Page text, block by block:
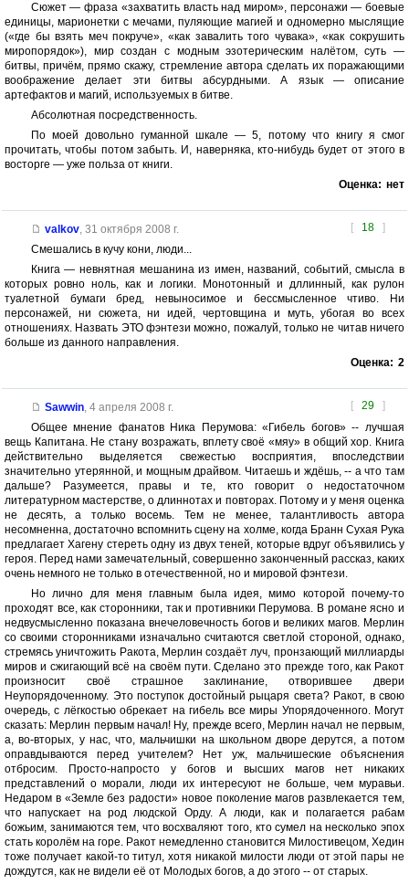
Сюжет — фраза «захватить власть над миром», персонажи — боевые
единицы, марионетки с мечами, пуляющие магией и одномерно мыслящие
(«где бы взять меч покруче», «как завалить того чувака», «как сокрушить
миропорядок»), мир создан с модным эзотерическим налётом, суть —
битвы, причём, прямо скажу, стремление автора сделать их поражающими
воображение делает эти битвы абсурдными. А язык — описание
артефактов и магий, используемых в битве.
Абсолютная посредственность.
По моей довольно гуманной шкале — 5, потому что книгу я смог
прочитать, чтобы потом забыть. И, наверняка, кто-нибудь будет от этого в
восторге — уже польза от книги.
Оценка: нет
[ 18 ]
valkov, 31 октября 2008 г.
Смешались в кучу кони, люди...
Книга — невнятная мешанина из имен, названий, событий, смысла в
которых ровно ноль, как и логики. Монотонный и дллинный, как рулон
туалетной бумаги бред, невыносимое и бессмысленное чтиво. Ни
персонажей, ни сюжета, ни идей, чертовщина и муть, убогая во всех
отношениях. Назвать ЭТО фэнтези можно, пожалуй, только не читав ничего
больше из данного направления.
Оценка: 2
[ 29 ]
Sawwin, 4 апреля 2008 г.
Общее мнение фанатов Ника Перумова: «Гибель богов» -- лучшая
вещь Капитана. Не стану возражать, вплету своё «мяу» в общий хор. Книга
действительно выделяется свежестью восприятия, впоследствии
значительно утерянной, и мощным драйвом. Читаешь и ждёшь, -- а что там
дальше? Разумеется, правы и те, кто говорит о недостаточном
литературном мастерстве, о длиннотах и повторах. Потому и у меня оценка
не десять, а только восемь. Тем не менее, талантливость автора
несомненна, достаточно вспомнить сцену на холме, когда Бранн Сухая Рука
предлагает Хагену стереть одну из двух теней, которые вдруг объявились у
героя. Перед нами замечательный, совершенно законченный рассказ, каких
очень немного не только в отечественной, но и мировой фэнтези.
Но лично для меня главным была идея, мимо которой почему-то
проходят все, как сторонники, так и противники Перумова. В романе ясно и
недвусмысленно показана внечеловечность богов и великих магов. Мерлин
со своими сторонниками изначально считаются светлой стороной, однако,
стремясь уничтожить Ракота, Мерлин создаёт луч, пронзающий миллиарды
миров и сжигающий всё на своём пути. Сделано это прежде того, как Ракот
произносит своё страшное заклинание, отворившее двери
Неупорядоченному. Это поступок достойный рыцаря света? Ракот, в свою
очередь, с лёгкостью обрекает на гибель все миры Упорядоченного. Могут
сказать: Мерлин первым начал! Ну, прежде всего, Мерлин начал не первым,
а, во-вторых, у нас, что, мальчишки на школьном дворе дерутся, а потом
оправдываются перед учителем? Нет уж, мальчишеские объяснения
отбросим. Просто-напросто у богов и высших магов нет никаких
представлений о морали, люди их интересуют не больше, чем муравьи.
Недаром в «Земле без радости» новое поколение магов развлекается тем,
что напускает на род людской Орду. А люди, как и полагается рабам
божьим, занимаются тем, что восхваляют того, кто сумел на несколько эпох
стать королём на горе. Ракот немедленно становится Милостивецом, Хедин
тоже получает какой-то титул, хотя никакой милости люди от этой пары не
дождутся, как не видели её от Молодых богов, а до этого -- от старых.